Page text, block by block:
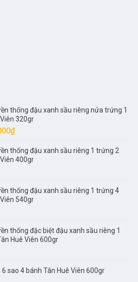
thống đậu xanh sầu riêng nửa trứng 1
320gr
₫Giá
tại
là:
thống đậu xanh sầu riêng 1 trứng 2
400gr
thống đậu xanh sầu riêng 1 trứng 4
540gr
thống đặc biệt đậu xanh sầu riêng 1
Huê Viên 600gr
6 sao 4 bánh Tân Huê Viên 600gr